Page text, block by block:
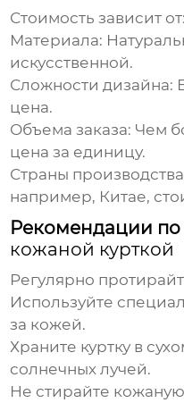
Стоимость зависит от:
Материала:
искусственной.
Сложности дизайна:
цена.
Объема заказа: Чем
цена за единицу.
Страны
например, Китае,
Рекомендации по
кожаной курткой
Регулярно
Используйте
за кожей.
Храните куртку в
солнечных лучей.
Не стирайте